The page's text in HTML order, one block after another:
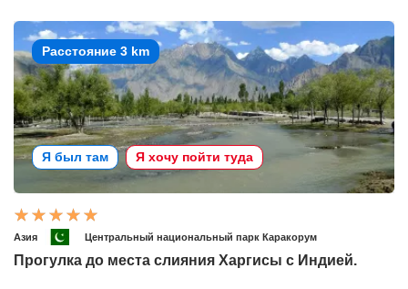
Расстояние 3 km
Я был там Я хочу пойти туда
Азия Центральный национальный парк Каракорум
Прогулка до места слияния Харгисы с Индией.